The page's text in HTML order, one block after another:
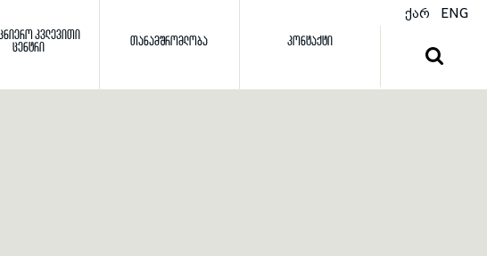
ქარ ENG
ძიება
ᲙᲕᲚᲔᲕᲘᲗᲘ
ᲪᲔᲜᲢᲠᲘ
ᲗᲐᲜᲐᲛᲨᲠᲝᲛᲚᲝᲑᲐ ᲙᲝᲜᲢᲐᲥᲢᲘ